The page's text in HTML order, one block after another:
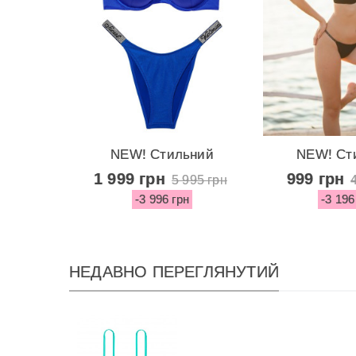
NEW! Стильний
купальник Shine...
1 999 грн 5 995 грн
-3 996 грн
NEW!
999 грн
-3 196
НЕДАВНО ПЕРЕГЛЯНУТИЙ